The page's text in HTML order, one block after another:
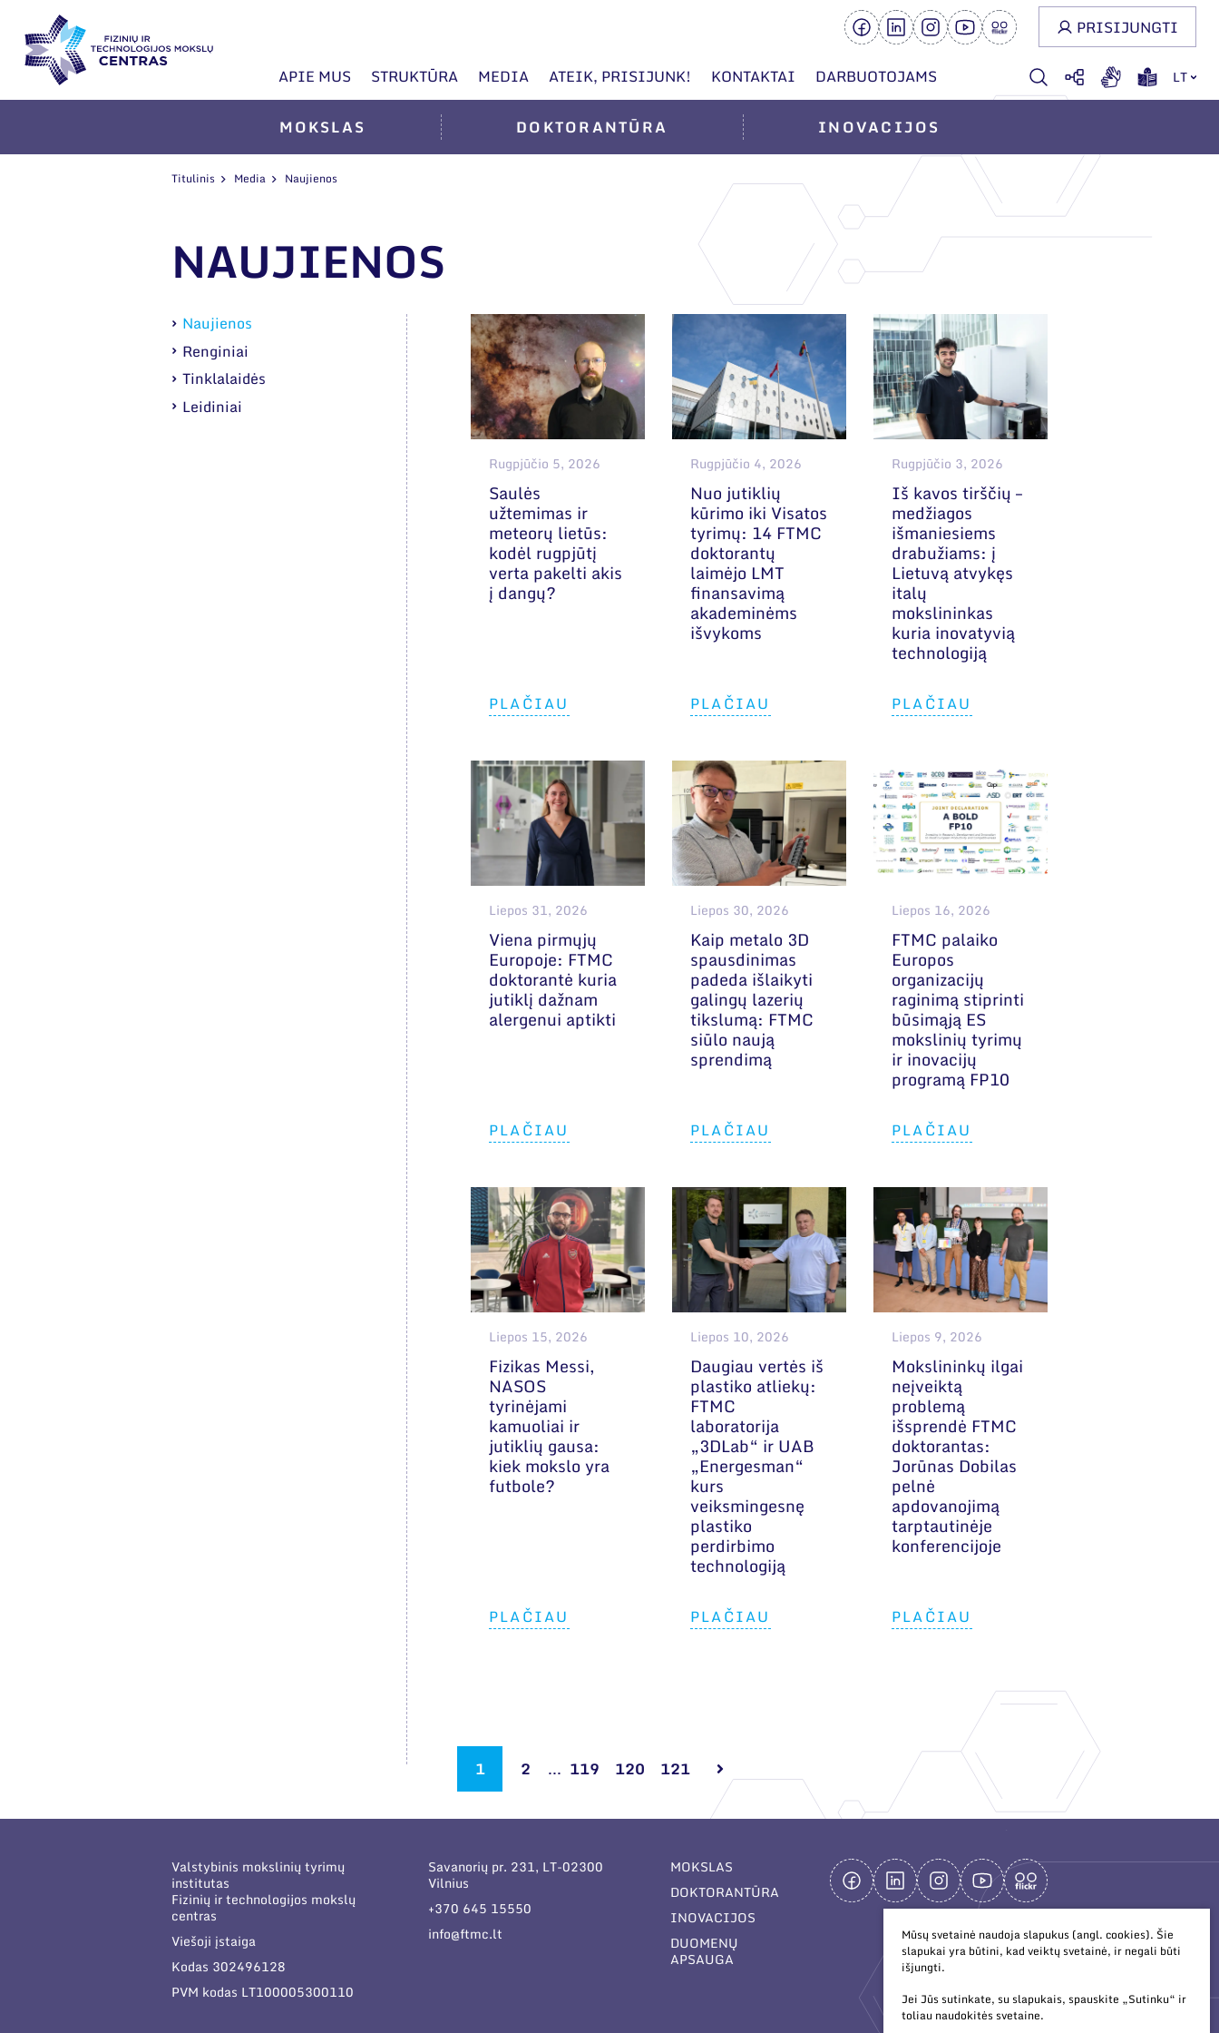
APIE MUS STRUKTŪRA MEDIA ATEIK, PRISIJUNK! KONTAKTAI DARBUOTOJAMS LT
PRISIJUNGTI
MOKSLAS DOKTORANTŪRA INOVACIJOS
Titulinis Media Naujienos
NAUJIENOS
Naujienos
Renginiai
Tinklalaidės
Leidiniai
Rugpjūčio 5, 2026
Saulės
užtemimas ir
meteorų lietūs:
kodėl rugpjūtį
verta pakelti akis
į dangų?
PLAČIAU
Rugpjūčio 4, 2026
Nuo jutiklių
kūrimo iki Visatos
tyrimų: 14 FTMC
doktorantų
laimėjo LMT
finansavimą
akademinėms
išvykoms
PLAČIAU
Rugpjūčio 3, 2026
Iš kavos tirščių –
medžiagos
išmaniesiems
drabužiams: į
Lietuvą atvykęs
italų
mokslininkas
kuria inovatyvią
technologiją
PLAČIAU
Liepos 31, 2026
Viena pirmųjų
Europoje: FTMC
doktorantė kuria
jutiklį dažnam
alergenui aptikti
PLAČIAU
Liepos 30, 2026
Kaip metalo 3D
spausdinimas
padeda išlaikyti
galingų lazerių
tikslumą: FTMC
siūlo naują
sprendimą
PLAČIAU
Liepos 16, 2026
FTMC palaiko
Europos
organizacijų
raginimą stiprinti
būsimąją ES
mokslinių tyrimų
ir inovacijų
programą FP10
PLAČIAU
Liepos 15, 2026
Fizikas Messi,
NASOS
tyrinėjami
kamuoliai ir
jutiklių gausa:
kiek mokslo yra
futbole?
PLAČIAU
Liepos 10, 2026
Daugiau vertės iš
plastiko atliekų:
FTMC
laboratorija
„3DLab“ ir UAB
„Energesman“
kurs
veiksmingesnę
plastiko
perdirbimo
technologiją
PLAČIAU
Liepos 9, 2026
Mokslininkų ilgai
neįveiktą
problemą
išsprendė FTMC
doktorantas:
Jorūnas Dobilas
pelnė
apdovanojimą
tarptautinėje
konferencijoje
PLAČIAU
1 2 ... 119 120 121
Valstybinis mokslinių tyrimų
institutas
Fizinių ir technologijos mokslų
centras
Viešoji įstaiga
Kodas 302496128
PVM kodas LT100005300110
Savanorių pr. 231, LT-02300
Vilnius
+370 645 15550
info@ftmc.lt
MOKSLAS
DOKTORANTŪRA
INOVACIJOS
DUOMENŲ
APSAUGA
Mūsų svetainė naudoja slapukus (angl. cookies). Šie
slapukai yra būtini, kad veiktų svetainė, ir negali būti
išjungti.
Jei Jūs sutinkate, su slapukais, spauskite „Sutinku“ ir
toliau naudokitės svetaine.